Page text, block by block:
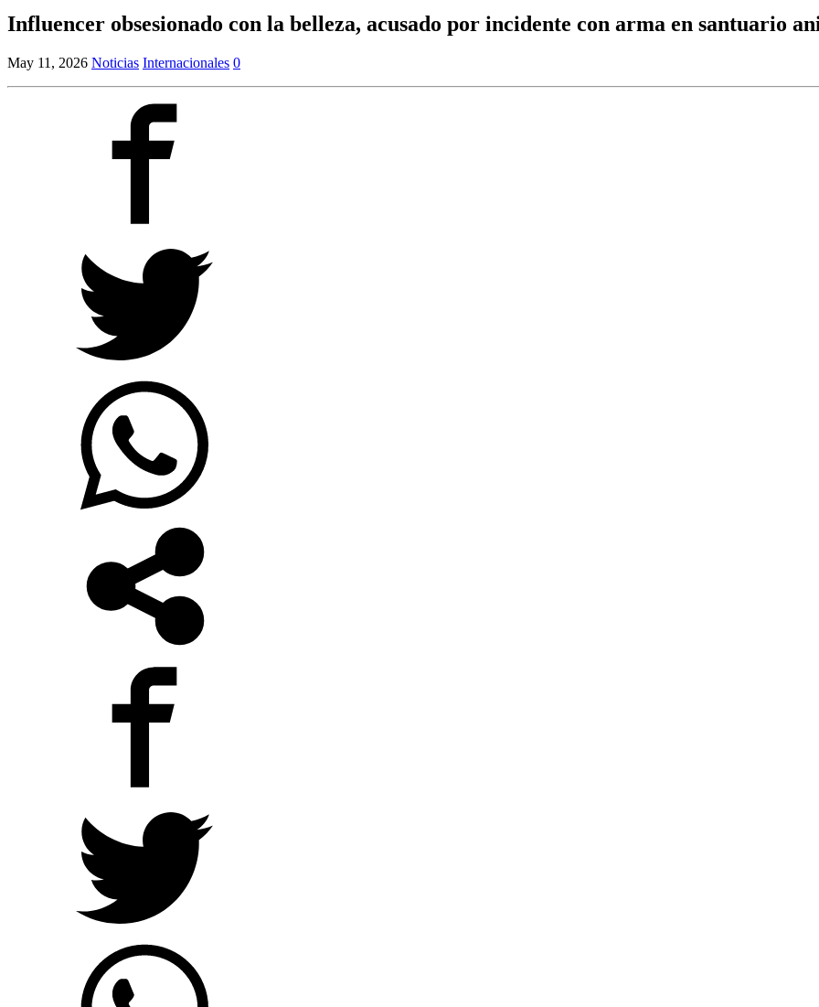
Influencer obsesionado con la belleza, acusado por incidente con arma en santuario
May 11, 2026 Noticias Internacionales 0